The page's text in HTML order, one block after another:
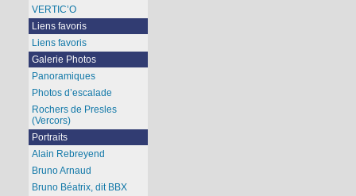
VERTIC’O
Liens favoris
Liens favoris
Galerie Photos
Panoramiques
Photos d’escalade
Rochers de Presles
(Vercors)
Portraits
Alain Rebreyend
Bruno Arnaud
Bruno Béatrix, dit BBX